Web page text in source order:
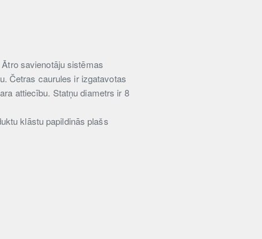
savienotāju sistēmas
Četras caurules ir izgatavotas
attiecību. Statņu diametrs ir 8
klāstu papildinās plašs